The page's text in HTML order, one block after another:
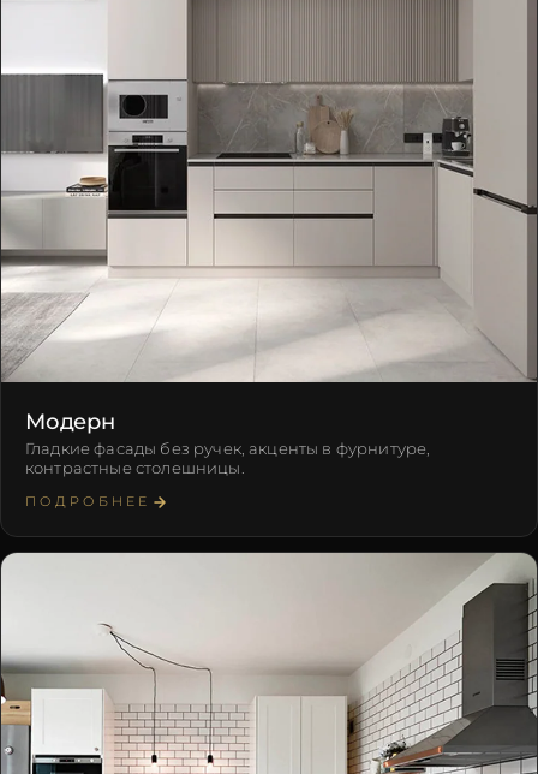
Модерн
Гладкие фасады без ручек, акценты в фурнитуре,
контрастные столешницы.
ПОДРОБНЕЕ